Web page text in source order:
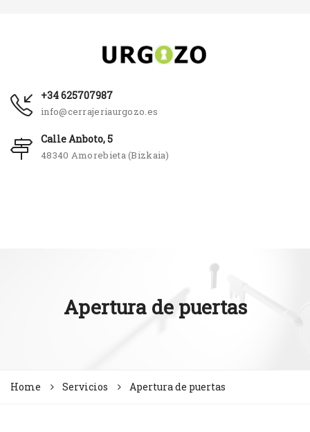
+34 625707987
info@cerrajeriaurgozo.es
Calle Anboto, 5
48340 Amorebieta (Bizkaia)
Apertura de puertas
Home Servicios Apertura de puertas